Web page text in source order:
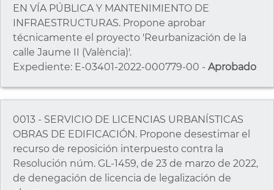
EN VÍA PÚBLICA Y MANTENIMIENTO DE
INFRAESTRUCTURAS. Propone aprobar
técnicamente el proyecto 'Reurbanización de la
calle Jaume II (València)'.
Expediente: E-03401-2022-000779-00 - Aprobado
0013 - SERVICIO DE LICENCIAS URBANÍSTICAS
OBRAS DE EDIFICACIÓN. Propone desestimar el
recurso de reposición interpuesto contra la
Resolución núm. GL-1459, de 23 de marzo de 2022,
de denegación de licencia de legalización de